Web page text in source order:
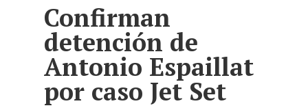
Confirman
detención de
Antonio Espaillat
por caso Jet Set